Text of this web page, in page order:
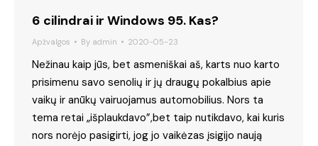
6 cilindrai ir Windows 95. Kas?
Apžvalgos By admin 2020-05-23
Nežinau kaip jūs, bet asmeniškai aš, karts nuo karto
prisimenu savo senolių ir jų draugų pokalbius apie
vaikų ir anūkų vairuojamus automobilius. Nors ta
tema retai „išplaukdavo”,bet taip nutikdavo, kai kuris
nors norėjo pasigirti, jog jo vaikėzas įsigijo naują